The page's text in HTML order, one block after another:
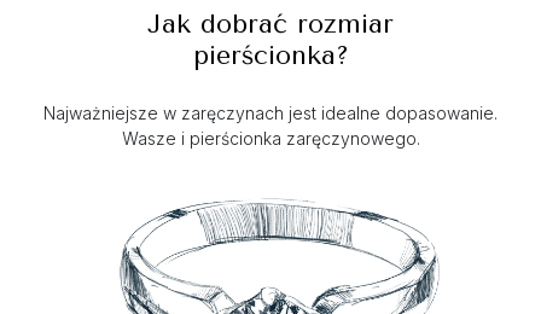
Jak dobrać rozmiar
pierścionka?
Najważniejsze w zaręczynach jest idealne dopasowanie.
Wasze i pierścionka zaręczynowego.